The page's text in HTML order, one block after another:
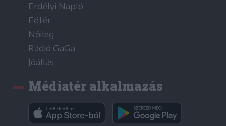
Erdélyi Napló
Főtér
Nőileg
Rádió GaGa
Jóállás
Médiatér alkalmazás